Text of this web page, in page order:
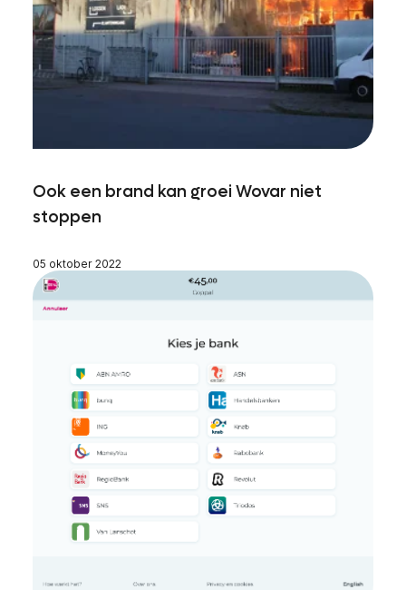
Ook een brand kan groei Wovar niet
stoppen
05 oktober 2022